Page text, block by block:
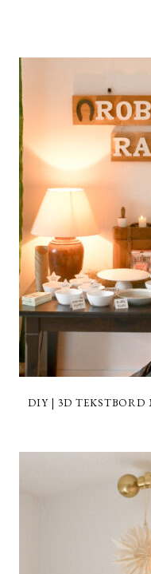
DIY | 3D TEKSTBORD